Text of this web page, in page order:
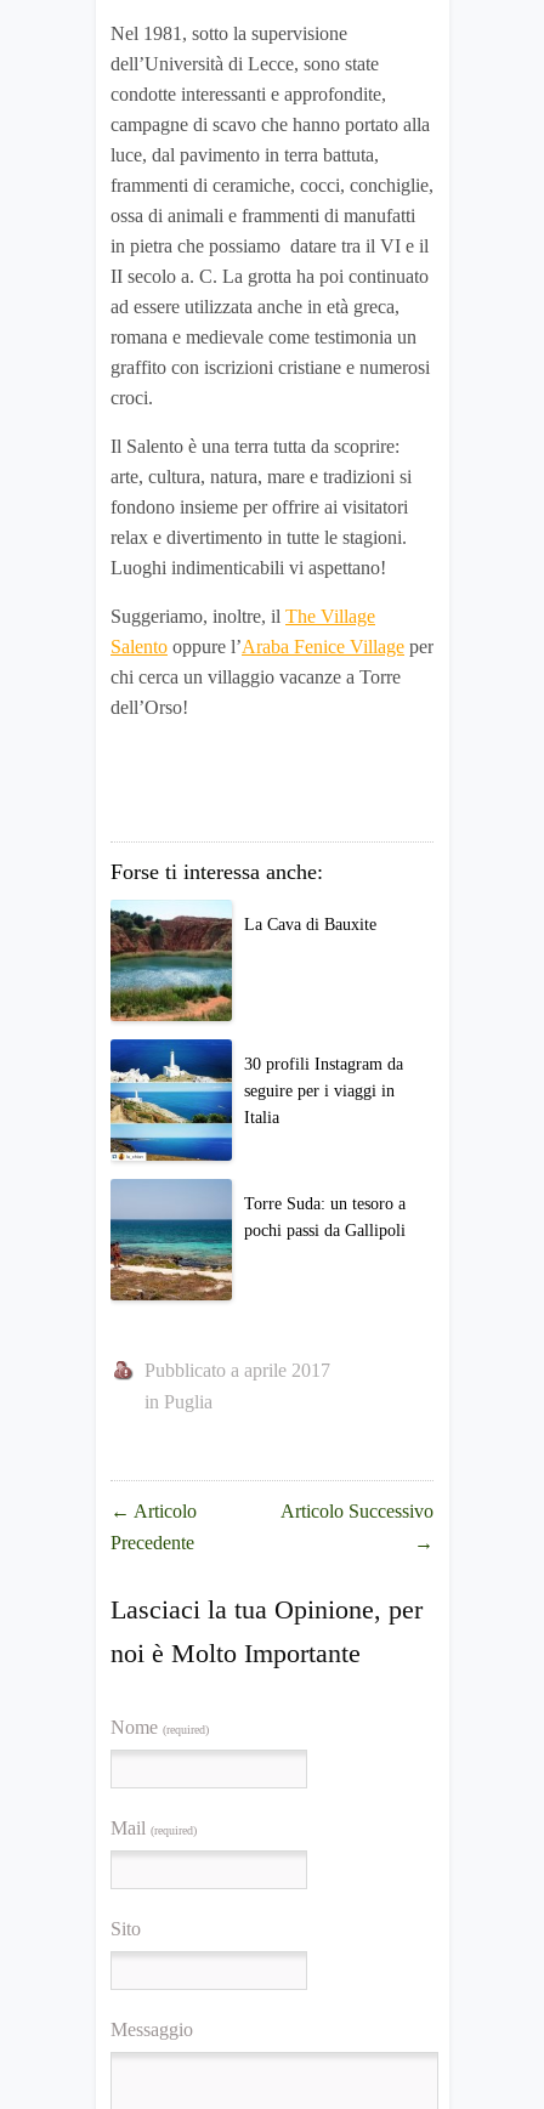
Nel 1981, sotto la supervisione
dell’Università di Lecce, sono state
condotte interessanti e approfondite,
campagne di scavo che hanno portato alla
luce, dal pavimento in terra battuta,
frammenti di ceramiche, cocci, conchiglie,
ossa di animali e frammenti di manufatti
in pietra che possiamo datare tra il VI e il
II secolo a. C. La grotta ha poi continuato
ad essere utilizzata anche in età greca,
romana e medievale come testimonia un
graffito con iscrizioni cristiane e numerosi
croci.
Il Salento è una terra tutta da scoprire:
arte, cultura, natura, mare e tradizioni si
fondono insieme per offrire ai visitatori
relax e divertimento in tutte le stagioni.
Luoghi indimenticabili vi aspettano!
Suggeriamo, inoltre, il The Village
Salento oppure l’Araba Fenice Village per
chi cerca un villaggio vacanze a Torre
dell’Orso!
Forse ti interessa anche:
La Cava di Bauxite
30 profili Instagram da
seguire per i viaggi in
Italia
Torre Suda: un tesoro a
pochi passi da Gallipoli
Pubblicato a aprile 2017
in Puglia
← Articolo
Precedente
Articolo Successivo
→
Lasciaci la tua Opinione, per
noi è Molto Importante
Nome (required)
Mail (required)
Sito
Messaggio